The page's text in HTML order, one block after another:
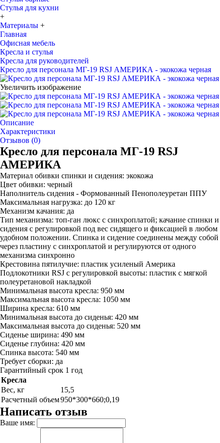
Стулья для кухни
+
Материалы +
Главная
Офисная мебель
Кресла и стулья
Кресла для руководителей
Кресло для персонала МГ-19 RSJ АМЕРИКА - экокожа черная
Увеличить изображение
Описание
Характеристики
Отзывов (0)
Кресло для персонала МГ-19 RSJ
АМЕРИКА
Материал обивки спинки и сидения: экокожа
Цвет обивки: черный
Наполнитель сидения - Формованный Пенополеуретан ППУ
Максимальная нагрузка: до 120 кг
Механизм качания: да
Тип механизма: топ-ган люкс с синхроплатой; качание спинки и
сидения с регулировкой под вес сидящего и фиксацией в любом
удобном положении. Спинка и сидение соединены между собой
через пластину с синхроплатой и регулируются от одного
механизма синхронно
Крестовина пятилучие: пластик усиленый Америка
Подлокотники RSJ c регулировкой высоты: пластик с мягкой
полеуретановой накладкой
Минимальная высота кресла: 950 мм
Максимальная высота кресла: 1050 мм
Ширина кресла: 610 мм
Минимальная высота до сиденья: 420 мм
Максимальная высота до сиденья: 520 мм
Сиденье ширина: 490 мм
Сиденье глубина: 420 мм
Спинка высота: 540 мм
Требует сборки: да
Гарантийный срок 1 год
Кресла
Вес, кг
15,5
Расчетный объем950*300*660;0,19
Написать отзыв
Ваше имя: